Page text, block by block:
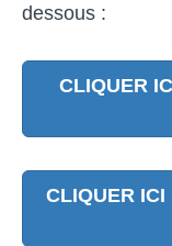
dessous :
CLIQUER
CLIQUER ICI